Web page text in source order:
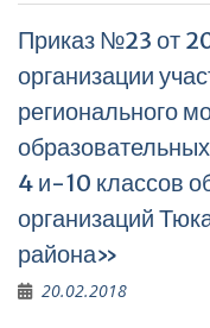
Приказ №23 от
организации
регионального
4 и-10 классов
организаций
района»
20.02.2018